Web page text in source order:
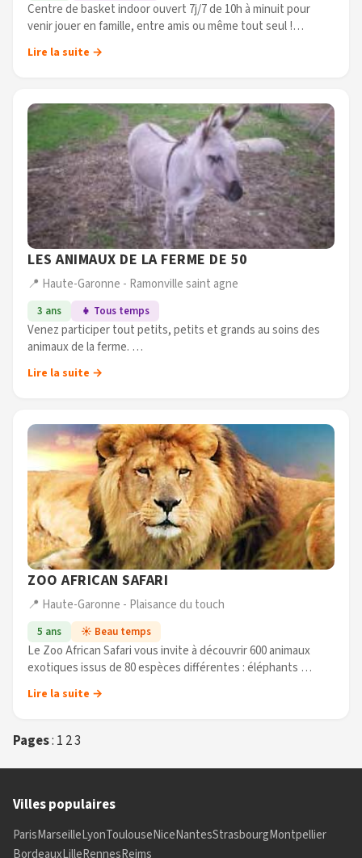
Centre de basket indoor ouvert 7j/7 de 10h à minuit pour
venir jouer en famille, entre amis ou même tout seul !
Infrastructures (...)
Lire la suite →
LES ANIMAUX DE LA FERME DE 50
📍 Haute-Garonne - Ramonville saint agne
3 ans 👧 Tous temps
Venez participer tout petits, petits et grands au soins des
animaux de la ferme.
chèvres,cochons, chevaux et ânes, sans oublier nos bêtes à
Lire la suite →
ZOO AFRICAN SAFARI
📍 Haute-Garonne - Plaisance du touch
5 ans ☀️ Beau temps
Le Zoo African Safari vous invite à découvrir 600 animaux
exotiques issus de 80 espèces différentes : éléphants
roses, (...)
Lire la suite →
Pages: 1 23
Villes populaires
ParisMarseilleLyonToulouseNiceNantesStrasbourgMontpellier
BordeauxLilleRennesReims